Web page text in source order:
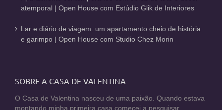
atemporal | Open House com Estúdio Glik de Interiores
Lar e diário de viagem: um apartamento cheio de história
e garimpo | Open House com Studio Chez Morin
SOBRE A CASA DE VALENTINA
O Casa de Valentina nasceu de uma paixão. Quando estava
montando minha primeira casa comecei a pesquisar